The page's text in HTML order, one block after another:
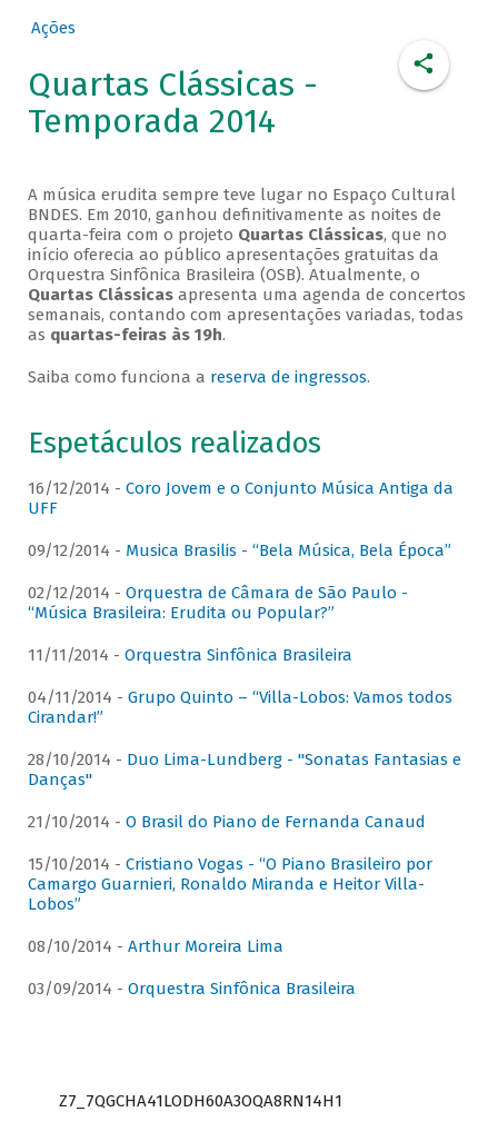
Ações
Quartas Clássicas -
Temporada 2014
A música erudita sempre teve lugar no Espaço Cultural
BNDES. Em 2010, ganhou definitivamente as noites de
quarta-feira com o projeto Quartas Clássicas, que no
início oferecia ao público apresentações gratuitas da
Orquestra Sinfônica Brasileira (OSB). Atualmente, o
Quartas Clássicasapresenta uma agenda de concertos
semanais, contando com apresentações variadas, todas
as quartas-feiras às 19h.
Saiba como funciona a reserva de ingressos.
Espetáculos realizados
16/12/2014 - Coro Jovem e o Conjunto Música Antiga da
UFF
09/12/2014 - Musica Brasilis - “Bela Música, Bela Época”
02/12/2014 - Orquestra de Câmara de São Paulo -
“Música Brasileira: Erudita ou Popular?”
11/11/2014 - Orquestra Sinfônica Brasileira
04/11/2014 - Grupo Quinto – “Villa-Lobos: Vamos todos
Cirandar!”
28/10/2014 - Duo Lima-Lundberg - "Sonatas Fantasias e
Danças"
21/10/2014 - O Brasil do Piano de Fernanda Canaud
15/10/2014 - Cristiano Vogas - “O Piano Brasileiro por
Camargo Guarnieri, Ronaldo Miranda e Heitor Villa-
Lobos”
08/10/2014 - Arthur Moreira Lima
03/09/2014 - Orquestra Sinfônica Brasileira
Z7_7QGCHA41LODH60A3OQA8RN14H1